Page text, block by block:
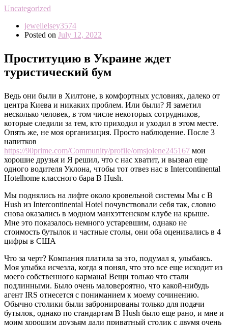
Uncategorized
jewellelsey3574
Posted on July 12, 2022
Проституцию в Украине ждет
туристический бум
Ведь они были в Хилтоне, в комфортных условиях, далеко от
центра Киева и никаких проблем. Или были? Я заметил
несколько человек, в том числе некоторых сотрудников,
которые следили за тем, кто приходил и уходил в этом месте.
Опять же, не моя организация. Просто наблюдение. После 3
напитков
https://90prime.com/Community/profile/omsjolene245167 мои
хорошие друзья и Я решил, что с нас хватит, и вызвал еще
одного водителя Уклона, чтобы тот отвез нас в Intercontinental
Hotelhome классного бара B Hush.
Мы поднялись на лифте около кровельной системы Мы с B
Hush из Intercontinental Hotel почувствовали себя так, словно
снова оказались в модном манхэттенском клубе на крыше.
Мне это показалось немного устаревшим, однако не
стоимость бутылок и частные столы, они оба оценивались в 4
цифры в США
Что за черт? Компания платила за это, подумал я, улыбаясь.
Моя улыбка исчезла, когда я понял, что это все еще исходит из
моего собственного кармана! Вещи только что стали
подлинными. Было очень маловероятно, что какой-нибудь
агент IRS отнесется с пониманием к моему сочинению.
Обычно столики были забронированы только для подачи
бутылок, однако по стандартам B Hush было еще рано, и мне и
моим хорошим друзьям дали приватный столик с двумя очень